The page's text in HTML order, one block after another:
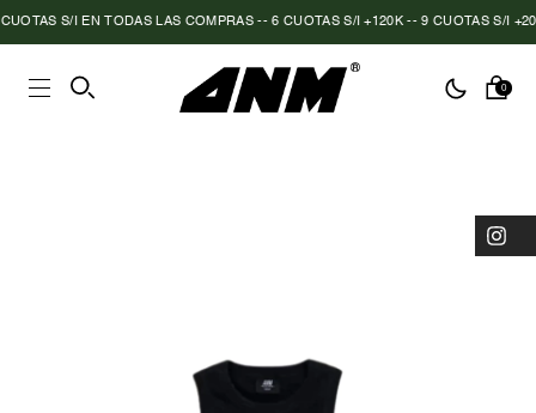
S/I EN TODAS LAS COMPRAS -- 6 CUOTAS S/I +120K -- 9 CUOTAS S/I +200K
0